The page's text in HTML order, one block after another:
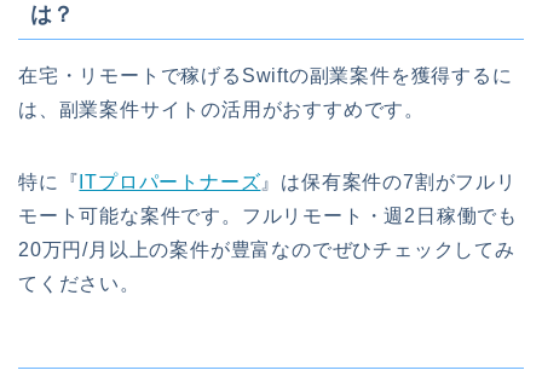
は？
在宅・リモートで稼げるSwiftの副業案件を獲得するに
は、副業案件サイトの活用がおすすめです。
特に『 ITプロパートナーズ』は保有案件の7割がフルリ
モート可能な案件です。フルリモート・週2日稼働でも
20万円/月以上の案件が豊富なのでぜひチェックしてみ
てください。